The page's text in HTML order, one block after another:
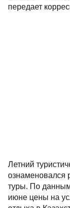
передает
Летний
ознаменовался
туры. По
июне цены на